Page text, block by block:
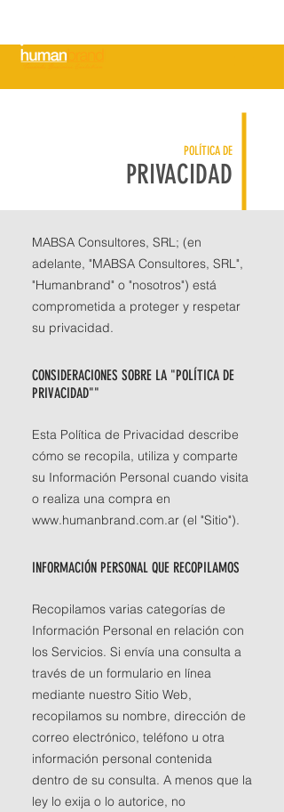
POLÍTICA DE
PRIVACIDAD
MABSA Consultores, SRL; (en
adelante, "MABSA Consultores, SRL",
"Humanbrand" o "nosotros") está
comprometida a proteger y respetar
su privacidad.
CONSIDERACIONES SOBRE LA "POLÍTICA DE
PRIVACIDAD""
Esta Política de Privacidad describe
cómo se recopila, utiliza y comparte
su Información Personal cuando visita
o realiza una compra en
www.humanbrand.com.ar (el "Sitio").
INFORMACIÓN PERSONAL QUE RECOPILAMOS
Recopilamos varias categorías de
Información Personal en relación con
los Servicios. Si envía una consulta a
través de un formulario en línea
mediante nuestro Sitio Web,
recopilamos su nombre, dirección de
correo electrónico, teléfono u otra
información personal contenida
dentro de su consulta. A menos que la
ley lo exija o lo autorice, no